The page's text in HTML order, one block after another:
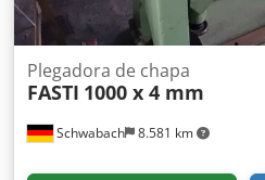
Schwabach 8.581 km
Plegadora de chapa
FASTI 1000 x 4 mm